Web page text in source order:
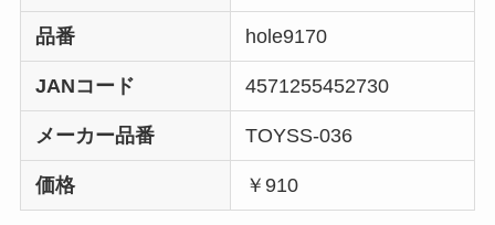
品番 hole9170
JANコード 4571255452730
メーカー品番 TOYSS-036
価格 ￥910